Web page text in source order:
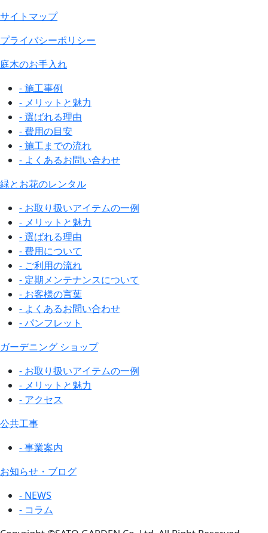
サイトマップ
プライバシーポリシー
庭木のお手入れ
- 施工事例
- メリットと魅力
- 選ばれる理由
- 費用の目安
- 施工までの流れ
- よくあるお問い合わせ
緑とお花のレンタル
- お取り扱いアイテムの一例
- メリットと魅力
- 選ばれる理由
- 費用について
- ご利用の流れ
- 定期メンテナンスについて
- お客様の言葉
- よくあるお問い合わせ
- パンフレット
ガーデニング ショップ
- お取り扱いアイテムの一例
- メリットと魅力
- アクセス
公共工事
- 事業案内
お知らせ・ブログ
- NEWS
- コラム